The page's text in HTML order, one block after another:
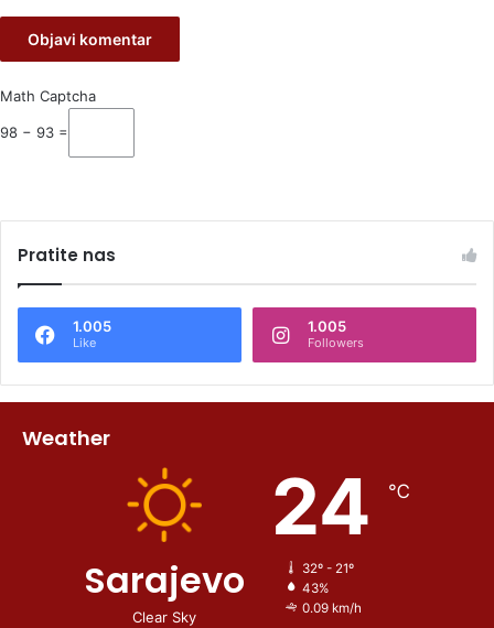
Math Captcha
98 − 93 =
Pratite nas
1.005
Like
1.005
Followers
Weather
Sarajevo
Clear Sky
24 ℃
32º - 21º
43%
0.09 km/h